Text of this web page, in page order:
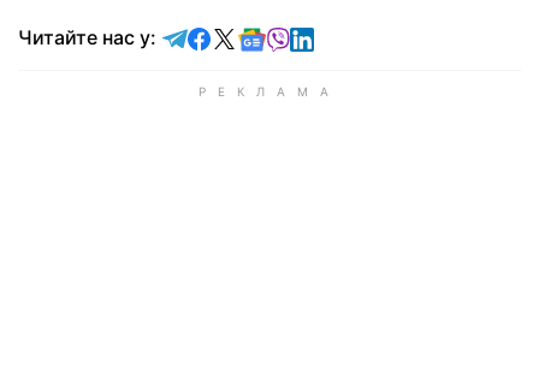
Читайте нас у: Читайте у Telegram
Читайте у Facebook
Читайте у X
Читайте у Google news
Читайте у Viber
Читайте у LinkedIn